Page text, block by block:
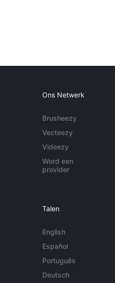
Ons Netwerk
Brusheezy
Vecteezy
Videezy
Word een
provider
Talen
English
Español
Português
Deutsch